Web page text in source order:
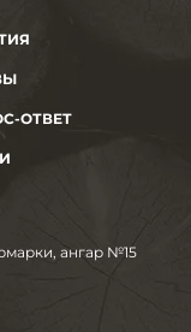
ОТВЕТ
ангар №15